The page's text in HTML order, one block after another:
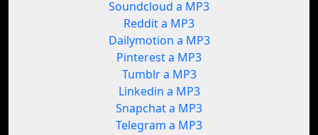
Soundcloud a MP3
Reddit a MP3
Dailymotion a MP3
Pinterest a MP3
Tumblr a MP3
Linkedin a MP3
Snapchat a MP3
Telegram a MP3